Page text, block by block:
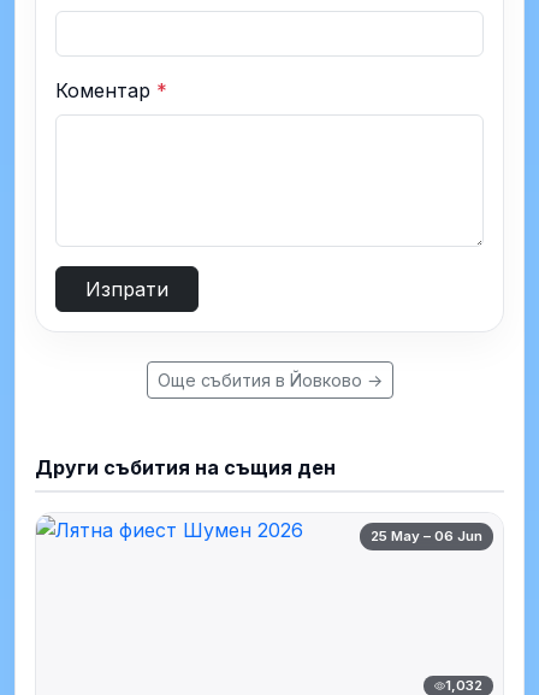
Коментар *
Изпрати
Още събития в Йовково →
Други събития на същия ден
25 May – 06 Jun
1,032